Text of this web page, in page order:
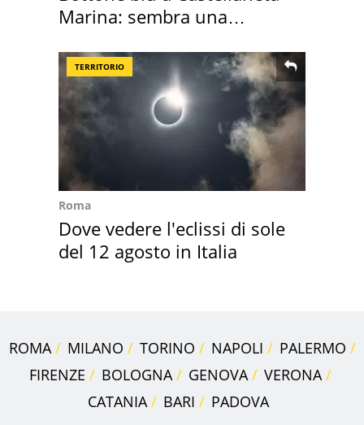
Marina: sembra una
TERRITORIO
Roma
Dove vedere l'eclissi di sole
del 12 agosto in Italia
ROMA MILANO TORINO NAPOLI
PALERMO
FIRENZE
BOLOGNA GENOVA
VERONA
CATANIA
BARI PADOVA